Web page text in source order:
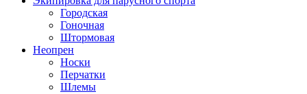
Городская
Гоночная
Штормовая
Неопрен
Носки
Перчатки
Шлемы